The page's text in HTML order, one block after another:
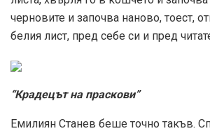
черновите и започва наново, тоест,
белия лист, пред себе си и пред
“Крадецът на праскови”
Емилиян Станев беше точно такъв.